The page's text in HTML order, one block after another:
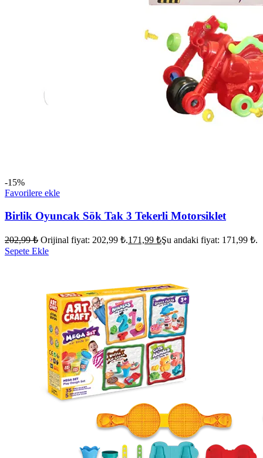
-15%
Favorilere ekle
Birlik Oyuncak Sök Tak 3 Tekerli Motorsiklet
202,99₺ Orijinal fiyat: 202,99 ₺.171,99 ₺Şu andaki fiyat: 171,99 ₺.
Sepete Ekle